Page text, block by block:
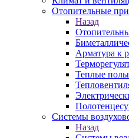
Отопительные
Назад
Арматура к
Теплые полы
Системы
Назад